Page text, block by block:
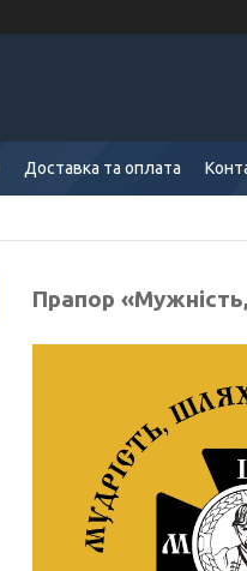
Доставка та оплата
Прапор